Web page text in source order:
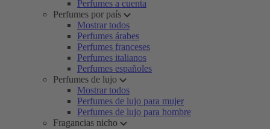
Perfumes a cuenta
Perfumes por país
Mostrar todos
Perfumes árabes
Perfumes franceses
Perfumes italianos
Perfumes españoles
Perfumes de lujo
Mostrar todos
Perfumes de lujo para mujer
Perfumes de lujo para hombre
Fragancias nicho